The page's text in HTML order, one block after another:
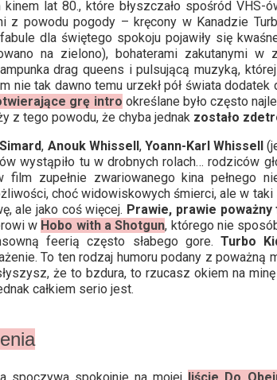
lat 80., które błyszczało spośród VHS-
z powodu pogody – kręcony w Kanadzie
dla świętego spokoju pojawiły się
na zielono), bohaterami zakutanymi
drag queens i pulsującą muzyką,
nie tak dawno temu urzekł pół świata
grę intro określane było często
z tego powodu, że chyba jednak zostało
, Anouk Whissell, Yoann-Karl Whissell
wystąpiło tu w drobnych rolach… rodziców
film zupełnie zwariowanego kina pełnego
choć widowiskowych śmierci, ale w taki
ale jako coś więcej. Prawie, prawie poważny
w Hobo with a Shotgun, którego nie
feerią często słabego gore.Turbo
To ten rodzaj humoru podany z poważną
że to bzdura, to rzucasz okiem na
całkiem serio jest.